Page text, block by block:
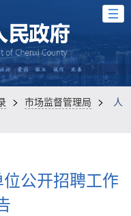
> 市场监督管理局 >
人
公开招聘工作